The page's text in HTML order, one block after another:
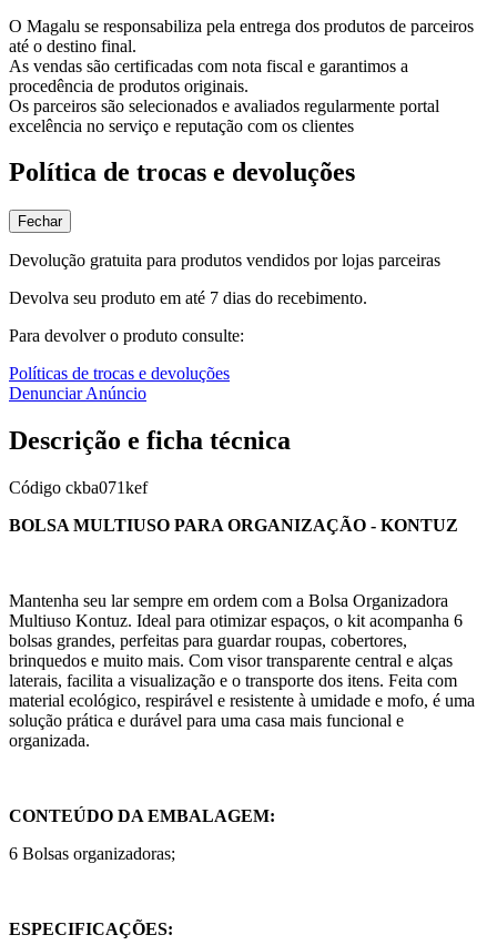
O Magalu se responsabiliza pela entrega dos produtos de parceiros
até o destino final.
As vendas são certificadas com nota fiscal e garantimos a
procedência de produtos originais.
Os parceiros são selecionados e avaliados regularmente portal
excelência no serviço e reputação com os clientes
Política de trocas e devoluções
Fechar
Devolução gratuita para produtos vendidos por lojas parceiras
Devolva seu produto em até 7 dias do recebimento.
Para devolver o produto consulte:
Políticas de trocas e devoluções
Denunciar Anúncio
Descrição e ficha técnica
Código ckba071kef
BOLSA MULTIUSO PARA ORGANIZAÇÃO - KONTUZ
Mantenha seu lar sempre em ordem com a Bolsa Organizadora
Multiuso Kontuz. Ideal para otimizar espaços, o kit acompanha 6
bolsas grandes, perfeitas para guardar roupas, cobertores,
brinquedos e muito mais. Com visor transparente central e alças
laterais, facilita a visualização e o transporte dos itens. Feita com
material ecológico, respirável e resistente à umidade e mofo, é uma
solução prática e durável para uma casa mais funcional e
organizada.
CONTEÚDO DA EMBALAGEM:
6 Bolsas organizadoras;
ESPECIFICAÇÕES: